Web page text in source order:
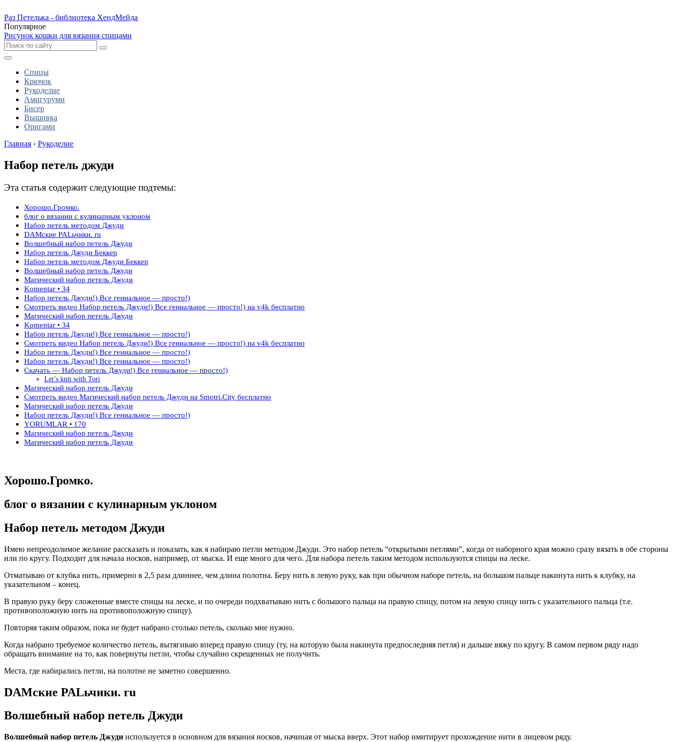
Раз Петелька - библиотека ХендМейда
Популярное
Рисунок кошки для вязания спицами
Спицы
Крючок
Рукоделие
Амигуруми
Бисер
Вышивка
Оригами
Главная › Рукоделие
Набор петель джуди
Эта статья содержит следующие подтемы:
Хорошо.Громко.
блог о вязании с кулинарным уклоном
Набор петель методом Джуди
DAMские PALьчики. ru
Волшебный набор петель Джуди
Набор петель Джуди Беккер
Набор петель методом Джуди Беккер
Волшебный набор петель Джуди
Магический набор петель Джуди
Komentar • 34
Набор петель Джуди!) Все гениальное — просто!)
Смотреть видео Набор петель Джуди!) Все гениальное — просто!) на v4k бесплатно
Магический набор петель Джуди
Komentar • 34
Набор петель Джуди!) Все гениальное — просто!)
Смотреть видео Набор петель Джуди!) Все гениальное — просто!) на v4k бесплатно
Набор петель Джуди!) Все гениальное — просто!)
Набор петель Джуди!) Все гениальное — просто!)
Скачать — Набор петель Джуди!) Все гениальное — просто!)
Let’s knit with Tori
Магический набор петель Джуди
Смотреть видео Магический набор петель Джуди на Smotri.City бесплатно
Магический набор петель Джуди
Набор петель Джуди!) Все гениальное — просто!)
YORUMLAR • 170
Магический набор петель Джуди
Магический набор петель Джуди
Хорошо.Громко.
блог о вязании с кулинарным уклоном
Набор петель методом Джуди
Имею непреодолимое желание рассказать и показать, как я набираю петли методом Джуди. Это набор петель “открытыми петлями”, когда от наборного края можно сразу вязать в обе стороны
или по кругу. Подходит для начала носков, например, от мыска. И еще много для чего. Для набора петель таким методом используются спицы на леске.
Отматываю от клубка нить, примерно в 2,5 раза длиннее, чем длина полотна. Беру нить в левую руку, как при обычном наборе петель, на большом пальце накинута нить к клубку, на
указательном – конец.
В правую руку беру сложенные вместе спицы на леске, и по очереди подхватываю нить с большого пальца на правую спицу, потом на левую спицу нить с указательного пальца (т.е.
противоположную нить на противоположную спицу).
Повторяя таким образом, пока не будет набрано столько петель, сколько мне нужно.
Когда набрано требуемое количество петель, вытягиваю вперед правую спицу (ту, на которую была накинута предпоследняя петля) и дальше вяжу по кругу. В самом первом ряду надо
обращать внимание на то, как повернуты петли, чтобы случайно скрещенных не получить.
Места, где набирались петли, на полотне не заметно совершенно.
DAMские PALьчики. ru
Волшебный набор петель Джуди
Волшебный набор петель Джуди используется в основном для вязания носков, начиная от мыска вверх. Этот набор имитирует прохождение нити в лицевом ряду.